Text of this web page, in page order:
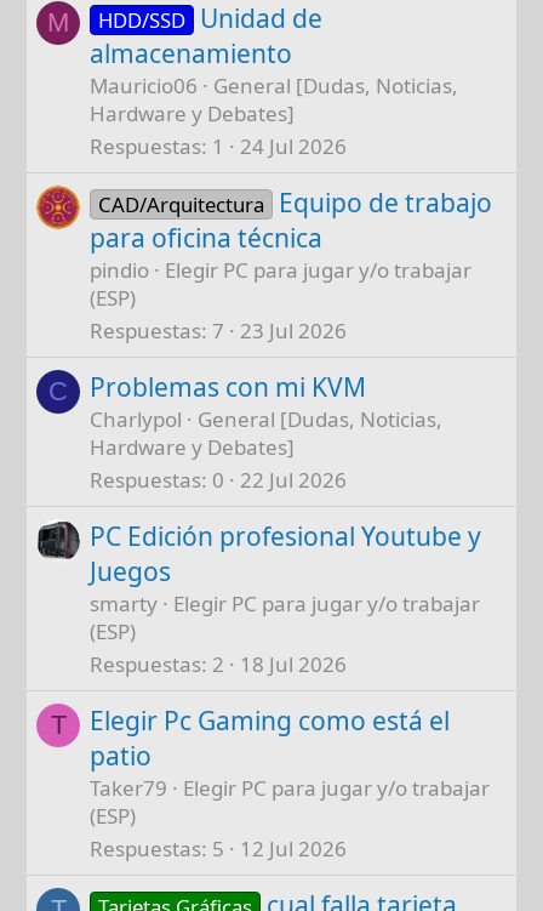
M HDD/SSD Unidad de
almacenamiento
Mauricio06
General [Dudas, Noticias,
Hardware y Debates]
Respuestas 1 24 Jul 2026
CAD/Arquitectura
Equipo de trabajo
para oficina técnica
pindio
Elegir PC para jugar y/o trabajar
(ESP)
Respuestas 7 23 Jul 2026
C Problemas con mi KVM
Charlypol
General [Dudas, Noticias,
Hardware y Debates]
Respuestas 0 22 Jul 2026
PC Edición profesional Youtube y
Juegos
smarty
Elegir PC para jugar y/o trabajar
(ESP)
Respuestas 2 18 Jul 2026
T
Elegir Pc Gaming como está el
patio
Taker79
Elegir PC para jugar y/o trabajar
(ESP)
Respuestas 5 12 Jul 2026